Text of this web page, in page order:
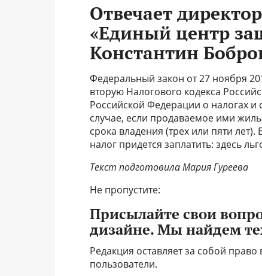
Отвечает
«Единый центр
Константин
Федеральный закон от 27 ноября
вторую Налогового кодекса
Российской Федерации о налогах
случае, если продаваемое ими
срока владения (трех или пяти
налог придется заплатить: здесь
Текст подготовила Мария Гуреева
Не пропустите:
Присылайте свои
дизайне. Мы найдем
Редакция оставляет за собой
пользователи.